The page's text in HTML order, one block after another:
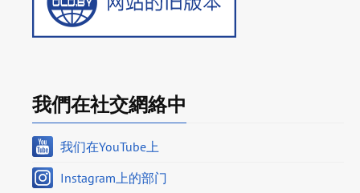
我們在社交網絡中
我们在YouTube上
Instagram上的部门